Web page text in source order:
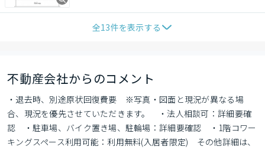
全13件を表示する
不動産会社からのコメント
・退去時、別途原状回復費要　※写真・図面と現況が異なる場
合、現況を優先させていただきます。　・法人相談可：詳細要確
認　・駐車場、バイク置き場、駐輪場：詳細要確認　・1階コワー
キングスペース利用可能：利用無料(入居者限定)　その他詳細は、